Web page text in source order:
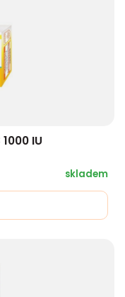
IU
skladem